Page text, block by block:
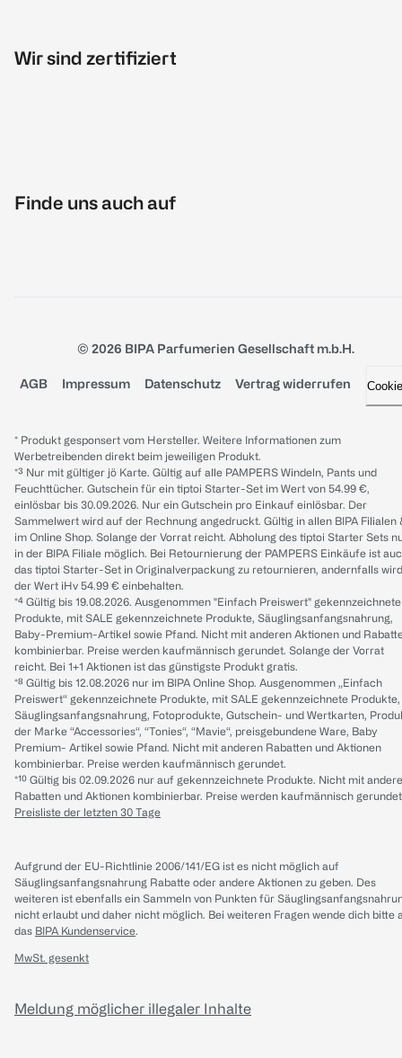
Wir sind zertifiziert
Finde uns auch auf
© 2026 BIPA Parfumerien Gesellschaft m.b.H.
AGB Impressum Datenschutz Vertrag widerrufen
* Produkt gesponsert vom Hersteller. Weitere Informationen zum
Werbetreibenden direkt beim jeweiligen Produkt.
*³ Nur mit gültiger jö Karte. Gültig auf alle PAMPERS Windeln, Pants und
Feuchttücher. Gutschein für ein tiptoi Starter-Set im Wert von 54.99 €,
einlösbar bis 30.09.2026. Nur ein Gutschein pro Einkauf einlösbar. Der
Sammelwert wird auf der Rechnung angedruckt. Gültig in allen BIPA Filialen
im Online Shop. Solange der Vorrat reicht. Abholung des tiptoi Starter Sets
in der BIPA Filiale möglich. Bei Retournierung der PAMPERS Einkäufe ist
das tiptoi Starter-Set in Originalverpackung zu retournieren, andernfalls wird
der Wert iHv 54.99 € einbehalten.
*⁴ Gültig bis 19.08.2026. Ausgenommen "Einfach Preiswert" gekennzeichnete
Produkte, mit SALE gekennzeichnete Produkte, Säuglingsanfangsnahrung,
Baby-Premium-Artikel sowie Pfand. Nicht mit anderen Aktionen und
kombinierbar. Preise werden kaufmännisch gerundet. Solange der Vorrat
reicht. Bei 1+1 Aktionen ist das günstigste Produkt gratis.
*⁸ Gültig bis 12.08.2026 nur im BIPA Online Shop. Ausgenommen „Einfach
Preiswert“ gekennzeichnete Produkte, mit SALE gekennzeichnete Produkte,
Säuglingsanfangsnahrung, Fotoprodukte, Gutschein- und Wertkarten,
der Marke “Accessories“, “Tonies“, “Mavie“, preisgebundene Ware, Baby
Premium- Artikel sowie Pfand. Nicht mit anderen Rabatten und Aktionen
kombinierbar. Preise werden kaufmännisch gerundet.
*¹⁰ Gültig bis 02.09.2026 nur auf gekennzeichnete Produkte. Nicht mit
Rabatten und Aktionen kombinierbar. Preise werden kaufmännisch
Preisliste der letzten 30 Tage
Aufgrund der EU-Richtlinie 2006/141/EG ist es nicht möglich auf
Säuglingsanfangsnahrung Rabatte oder andere Aktionen zu geben. Des
weiteren ist ebenfalls ein Sammeln von Punkten für
nicht erlaubt und daher nicht möglich. Bei weiteren Fragen wende dich bitte
das BIPA Kundenservice.
MwSt. gesenkt
Meldung möglicher illegaler Inhalte